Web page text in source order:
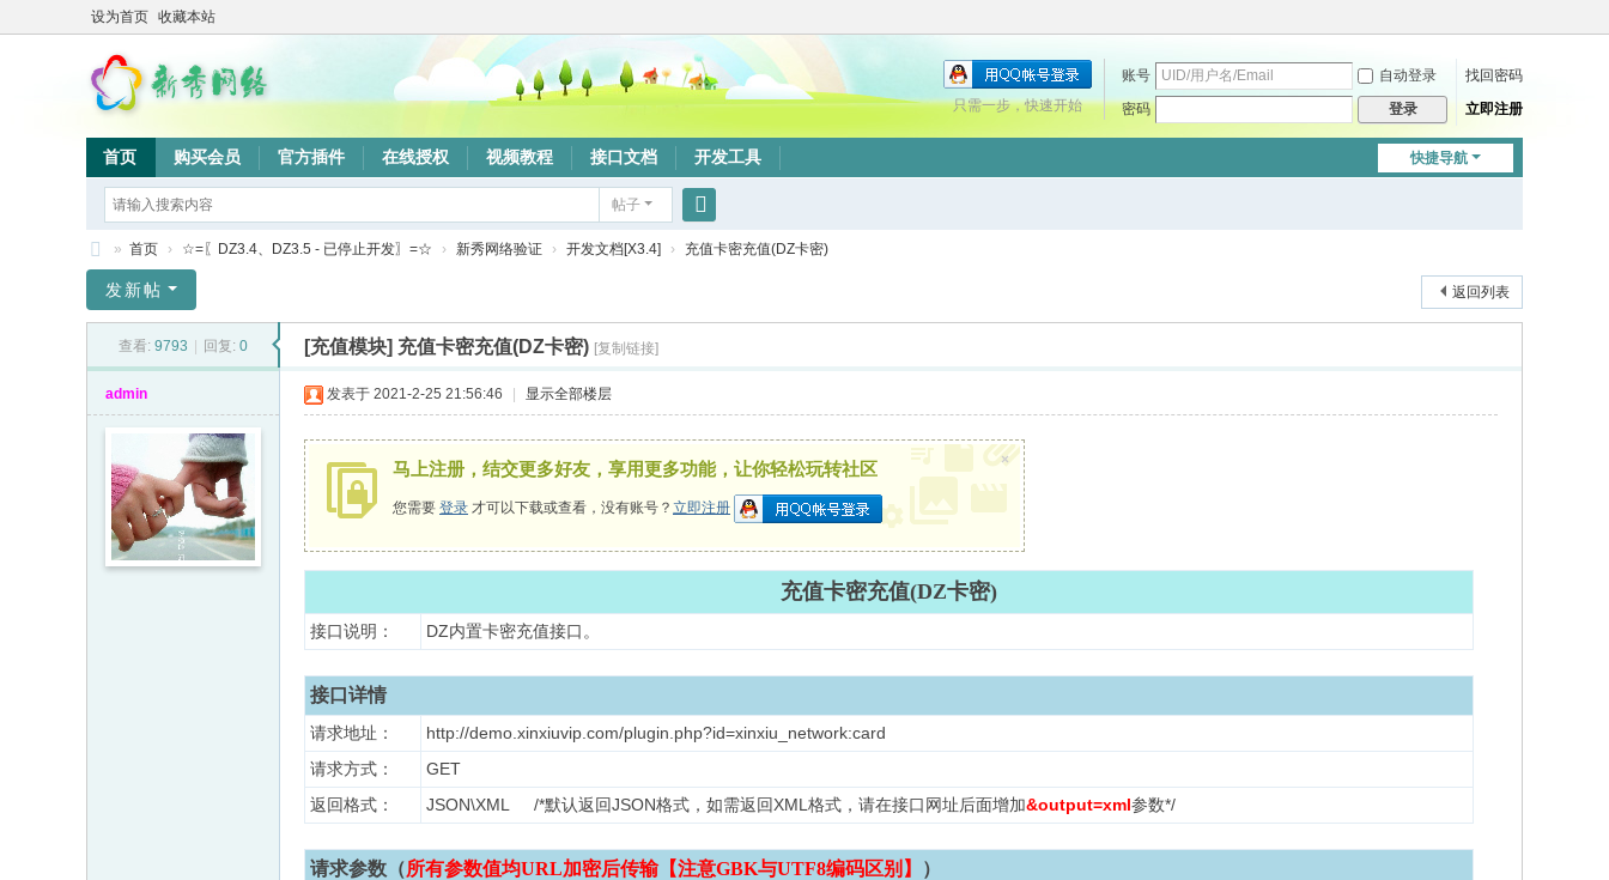
设为首页 收藏本站
账号 自动登录
找回密码
密码
登录 立即注册
只需一步，快速开始
快捷导航
首页 购买会员 官方插件 在线授权 视频教程 接口文档 开发工具
帖子
搜
秀
» 首页 › ☆=〖DZ3.4、DZ3.5 - 已停止开发〗=☆ › 新秀网络验证 › 开发文档[X3.4] › 充值卡密充值(DZ卡密)
返回列表
发新帖
查看: 9793 回复: 0 [充值模块] 充值卡密充值(DZ卡密) [复制链接]
admin 发表于 2021-2-25 21:56:46 显示全部楼层
马上注册，结交更多好友，享用更多功能，让你轻松玩转社区
您需要 登录 才可以下载或查看，没有账号？ 立即注册
×
充值卡密充值(DZ卡密)
接口说明： DZ内置卡密充值接口。
接口详情
请求地址：
http://demo.xinxiuvip.com/plugin.php?id=xinxiu_network:card
请求方式：
GET
返回格式：
JSON\XML /*默认返回JSON格式，如需返回XML格式，请在接口网址后面增加&output=xml参数*/
请求参数（所有参数值均URL加密后传输【注意GBK与UTF8编码区别】 ）